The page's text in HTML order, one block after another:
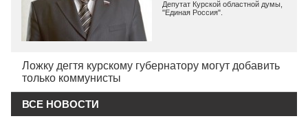
Депутат Курской областной думы,
"Единая Россия".
Ложку дегтя курскому губернатору могут добавить
только коммунисты
ВСЕ НОВОСТИ